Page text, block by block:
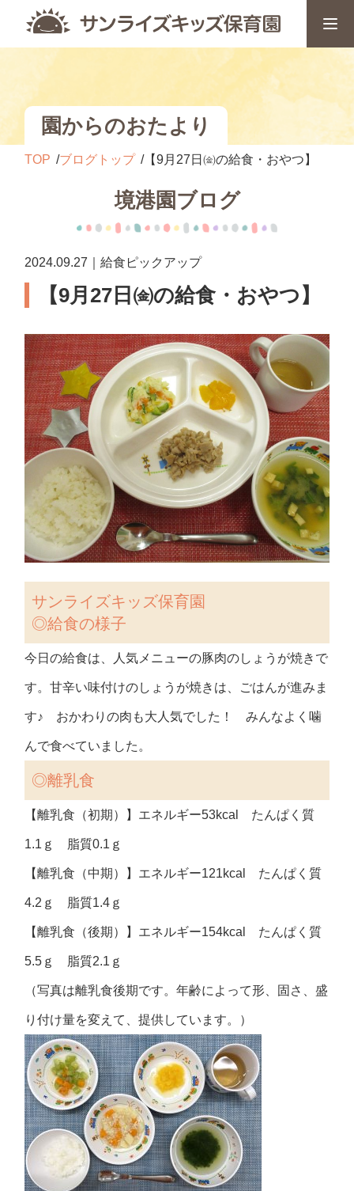
園からのおたより
TOP ブログトップ 【9月27日㈮の給食・おやつ】
境港園ブログ
2024.09.27｜給食ピックアップ
【9月27日㈮の給食・おやつ】
サンライズキッズ保育園
◎給食の様子
今日の給食は、人気メニューの豚肉のしょうが焼きで
す。甘辛い味付けのしょうが焼きは、ごはんが進みま
す♪ おかわりの肉も大人気でした！ みんなよく噛
んで食べていました。
◎離乳食
【離乳食（初期）】エネルギー53kcal たんぱく質
1.1ｇ 脂質0.1ｇ
【離乳食（中期）】エネルギー121kcal たんぱく質
4.2ｇ 脂質1.4ｇ
【離乳食（後期）】エネルギー154kcal たんぱく質
5.5ｇ 脂質2.1ｇ
（写真は離乳食後期です。年齢によって形、固さ、盛
り付け量を変えて、提供しています。）